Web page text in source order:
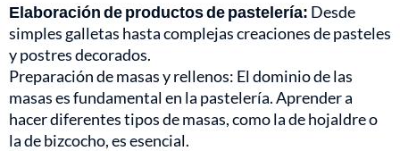
Elaboración de productos de pastelería: Desde
simples galletas hasta complejas creaciones de pasteles
y postres decorados.
Preparación de masas y rellenos: El dominio de las
masas es fundamental en la pastelería. Aprender a
hacer diferentes tipos de masas, como la de hojaldre o
la de bizcocho, es esencial.